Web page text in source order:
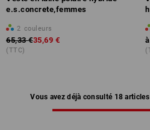
e.s.concrete,femmes
2 couleurs
65,33 €35,69 €
(TTC)
Vous avez déjà consulté 18